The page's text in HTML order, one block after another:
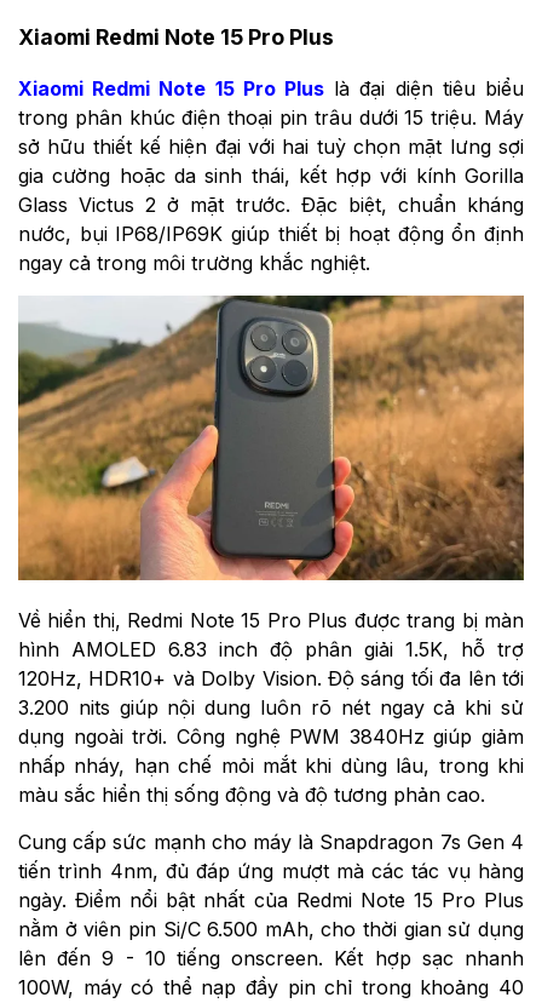
Xiaomi Redmi Note 15 Pro Plus
Xiaomi Redmi Note 15 Pro Plus là đại diện tiêu biểu
trong phân khúc điện thoại pin trâu dưới 15 triệu. Máy
sở hữu thiết kế hiện đại với hai tuỳ chọn mặt lưng sợi
gia cường hoặc da sinh thái, kết hợp với kính Gorilla
Glass Victus 2 ở mặt trước. Đặc biệt, chuẩn kháng
nước, bụi IP68/IP69K giúp thiết bị hoạt động ổn định
ngay cả trong môi trường khắc nghiệt.
Về hiển thị, Redmi Note 15 Pro Plus được trang bị màn
hình AMOLED 6.83 inch độ phân giải 1.5K, hỗ trợ
120Hz, HDR10+ và Dolby Vision. Độ sáng tối đa lên tới
3.200 nits giúp nội dung luôn rõ nét ngay cả khi sử
dụng ngoài trời. Công nghệ PWM 3840Hz giúp giảm
nhấp nháy, hạn chế mỏi mắt khi dùng lâu, trong khi
màu sắc hiển thị sống động và độ tương phản cao.
Cung cấp sức mạnh cho máy là Snapdragon 7s Gen 4
tiến trình 4nm, đủ đáp ứng mượt mà các tác vụ hàng
ngày. Điểm nổi bật nhất của Redmi Note 15 Pro Plus
nằm ở viên pin Si/C 6.500 mAh, cho thời gian sử dụng
lên đến 9 - 10 tiếng onscreen. Kết hợp sạc nhanh
100W, máy có thể nạp đầy pin chỉ trong khoảng 40